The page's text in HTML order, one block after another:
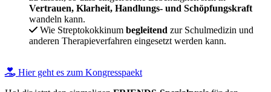
Vertrauen, Klarheit, Handlungs- und Schöpfungskraft
wandeln kann.
Wie Streptokokkinum begleitend zur Schulmedizin und
anderen Therapieverfahren eingesetzt werden kann.
Hier geht es zum Kongresspaekt